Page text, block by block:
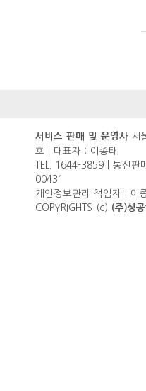
서비스 판매 및 운영사 서
호 | 대표자 : 이종태
TEL. 1644-3859 | 통신
00431
개인정보관리 책임자 : 이
COPYRIGHTS (c) (주)성